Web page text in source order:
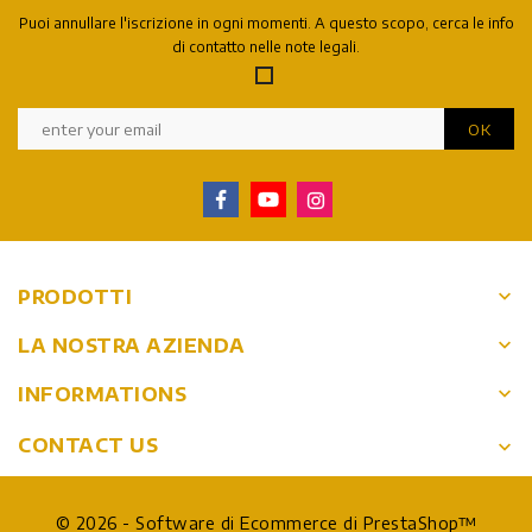
Puoi annullare l'iscrizione in ogni momenti. A questo scopo, cerca le info
di contatto nelle note legali.
PRODOTTI keyboard_arrow_down
LA NOSTRA AZIENDA keyboard_arrow_down
INFORMATIONS keyboard_arrow_down
CONTACT US keyboard_arrow_down
© 2026 - Software di Ecommerce di PrestaShop™